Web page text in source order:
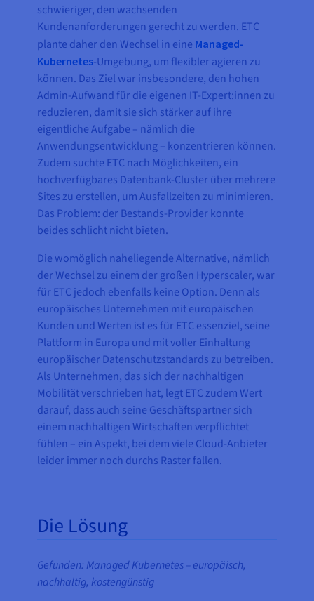
schwieriger, den wachsenden
Kundenanforderungen gerecht zu werden. ETC
plante daher den Wechsel in eine Managed-
Kubernetes-Umgebung, um flexibler agieren zu
können. Das Ziel war insbesondere, den hohen
Admin-Aufwand für die eigenen IT-Expert:innen zu
reduzieren, damit sie sich stärker auf ihre
eigentliche Aufgabe – nämlich die
Anwendungsentwicklung – konzentrieren können.
Zudem suchte ETC nach Möglichkeiten, ein
hochverfügbares Datenbank-Cluster über mehrere
Sites zu erstellen, um Ausfallzeiten zu minimieren.
Das Problem: der Bestands-Provider konnte
beides schlicht nicht bieten.
Die womöglich naheliegende Alternative, nämlich
der Wechsel zu einem der großen Hyperscaler, war
für ETC jedoch ebenfalls keine Option. Denn als
europäisches Unternehmen mit europäischen
Kunden und Werten ist es für ETC essenziel, seine
Plattform in Europa und mit voller Einhaltung
europäischer Datenschutzstandards zu betreiben.
Als Unternehmen, das sich der nachhaltigen
Mobilität verschrieben hat, legt ETC zudem Wert
darauf, dass auch seine Geschäftspartner sich
einem nachhaltigen Wirtschaften verpflichtet
fühlen – ein Aspekt, bei dem viele Cloud-Anbieter
leider immer noch durchs Raster fallen.
Die Lösung
Gefunden: Managed Kubernetes – europäisch,
nachhaltig, kostengünstig